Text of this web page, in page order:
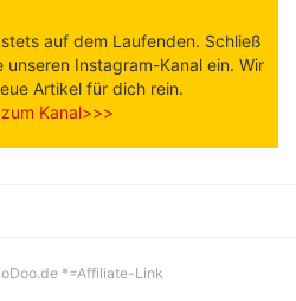
auf dem Laufenden. Schließ
Instagram-Kanal ein. Wir
Artikel für dich rein.
Kanal>>>
*=Affiliate-Link